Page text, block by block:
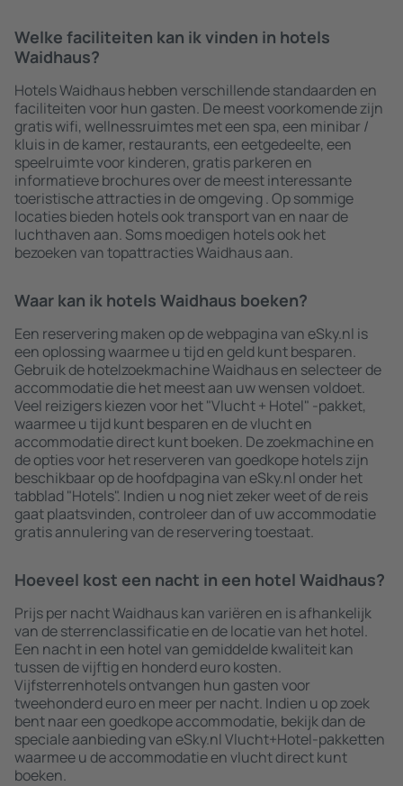
Welke faciliteiten kan ik vinden in hotels
Waidhaus?
Hotels Waidhaus hebben verschillende standaarden en
faciliteiten voor hun gasten. De meest voorkomende zijn
gratis wifi, wellnessruimtes met een spa, een minibar /
kluis in de kamer, restaurants, een eetgedeelte, een
speelruimte voor kinderen, gratis parkeren en
informatieve brochures over de meest interessante
toeristische attracties in de omgeving . Op sommige
locaties bieden hotels ook transport van en naar de
luchthaven aan. Soms moedigen hotels ook het
bezoeken van topattracties Waidhaus aan.
Waar kan ik hotels Waidhaus boeken?
Een reservering maken op de webpagina van eSky.nl is
een oplossing waarmee u tijd en geld kunt besparen.
Gebruik de hotelzoekmachine Waidhaus en selecteer de
accommodatie die het meest aan uw wensen voldoet.
Veel reizigers kiezen voor het "Vlucht + Hotel" -pakket,
waarmee u tijd kunt besparen en de vlucht en
accommodatie direct kunt boeken. De zoekmachine en
de opties voor het reserveren van goedkope hotels zijn
beschikbaar op de hoofdpagina van eSky.nl onder het
tabblad "Hotels". Indien u nog niet zeker weet of de reis
gaat plaatsvinden, controleer dan of uw accommodatie
gratis annulering van de reservering toestaat.
Hoeveel kost een nacht in een hotel Waidhaus?
Prijs per nacht Waidhaus kan variëren en is afhankelijk
van de sterrenclassificatie en de locatie van het hotel.
Een nacht in een hotel van gemiddelde kwaliteit kan
tussen de vijftig en honderd euro kosten.
Vijfsterrenhotels ontvangen hun gasten voor
tweehonderd euro en meer per nacht. Indien u op zoek
bent naar een goedkope accommodatie, bekijk dan de
speciale aanbieding van eSky.nl Vlucht+Hotel-pakketten
waarmee u de accommodatie en vlucht direct kunt
boeken.